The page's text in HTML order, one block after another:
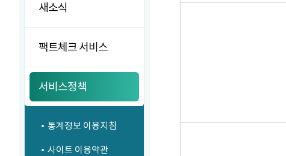
새소식
팩트체크 서비스
서비스정책
통계정보 이용지침
사이트 이용약관